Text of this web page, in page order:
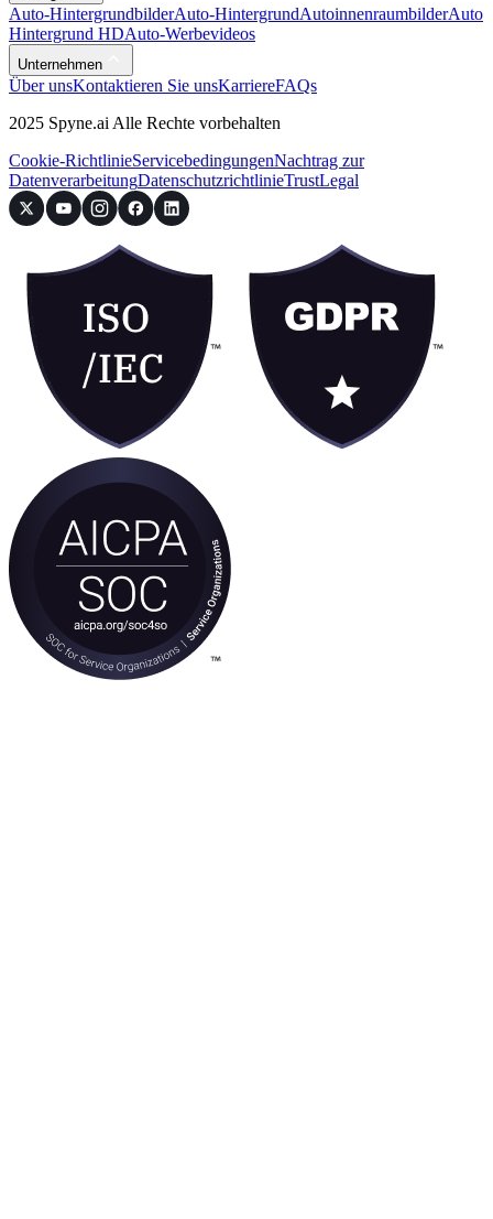
Auto-HintergrundbilderAuto-HintergrundAutoinnenraumbilderAuto
Hintergrund HDAuto-Werbevideos
Unternehmen
Über unsKontaktieren Sie unsKarriereFAQs
2025 Spyne.ai Alle Rechte vorbehalten
Cookie-RichtlinieServicebedingungenNachtrag zur
DatenverarbeitungDatenschutzrichtlinieTrustLegal